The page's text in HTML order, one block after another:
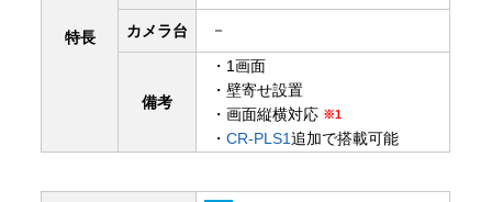
特長 カメラ台 －
備考
・1画面
・壁寄せ設置
・画面縦横対応 ※1
・ CR-PLS1追加で搭載可能